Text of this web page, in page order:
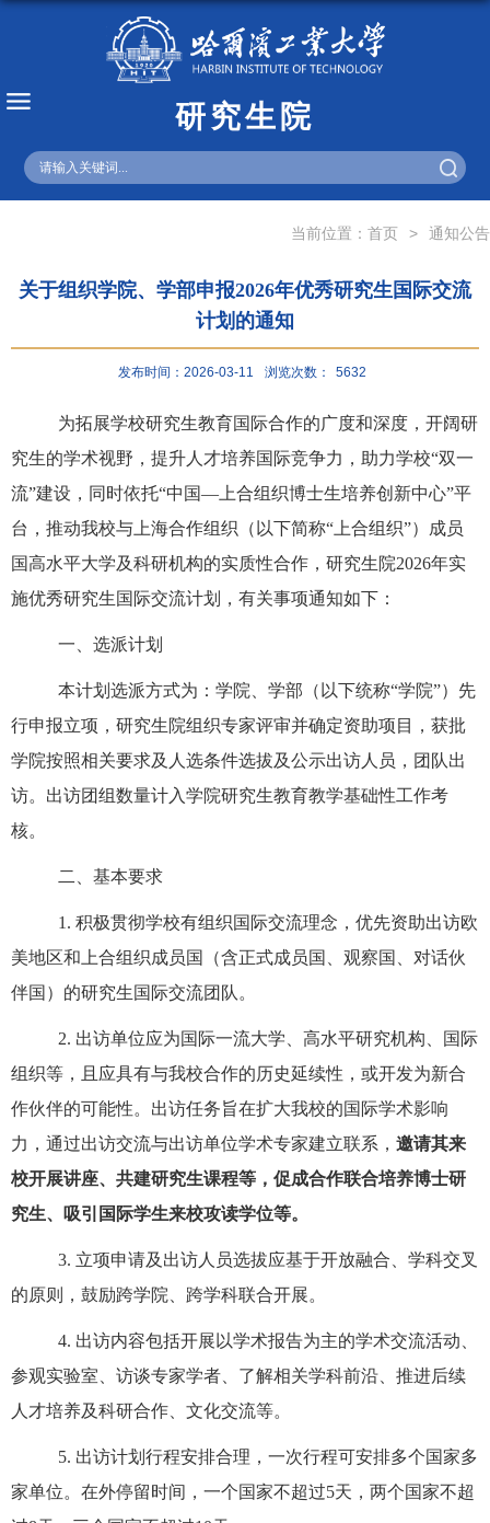
研究生院
当前位置： 首页 > 通知公告
关于组织学院、学部申报2026年优秀研究生国际交流
计划的通知
发布时间：2026-03-11 浏览次数： 5632
为拓展学校研究生教育国际合作的广度和深度，开阔研
究生的学术视野，提升人才培养国际竞争力，助力学校“双一
流”建设， 同时依托“中国—上合组织博士生培养创新中心”平
台， 推动我校与上海合作组织（以下简称“上合组织”）成员
国高水平大学及科研机构的实质性合作 ，研究生院2026年实
施优秀研究生国际交流计划，有关事项通知如下：
一、选派计划
本计划选派方式为：学院、学部 （以下统称“学院”）先
行申报立项，研究生院组织专家评审并确定资助项目，获批
学院按照相关要求及人选条件选拔及公示出访人员，团队出
访。出访团组数量计入学院研究生教育教学基础性工作考
核。
二、 基本要求
1. 积极贯彻学校有组织国际交流理念， 优先资助出访欧
美地区和上合组织成员国（含正式成员国、观察国、对话伙
伴国）的研究生国际交流团队。
2. 出访单位应为国际一流大学、高水平研究机构、国际
组织等，且应具有与我校合作的历史延续性，或开发为新合
作伙伴的可能性。出访任务旨在扩大我校的国际学术影响
力，通过出访交流与出访单位学术专家建立联系， 邀请其来
校开展讲座、共建研究生课程等，促成合作联合培养博士研
究生、吸引国际学生来校攻读学位等。
3. 立项申请及出访人员选拔应基于开放融合、学科交叉
的原则，鼓励跨学院、跨学科联合开展。
4. 出访内容包括开展以学术报告为主的学术交流活动、
参观实验室、访谈专家学者、了解相关学科前沿、推进后续
人才培养及科研合作、文化交流等。
5. 出访计划行程安排合理，一次行程可安排多个国家多
家单位。在外停留时间，一个国家不超过5天，两个国家不超